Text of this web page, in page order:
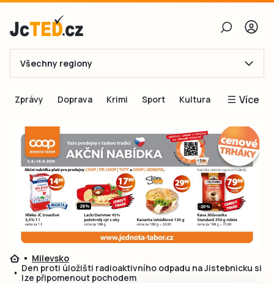
E-mail
Obnovit heslo
Přihlásit se
Přihlásit se přes Facebook
Ještě nemám účet, chci seRegistrovat
Všechny regiony
Zprávy Doprava Krimi Sport Kultura Více
Inspirace
Čtenáři píší
Speciální přílohy
Inzerce
Milevsko
Den proti úložišti radioaktivního odpadu na Jistebnicku si
lze připomenout pochodem